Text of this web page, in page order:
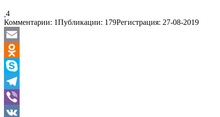
4
Комментарии: 1Публикации: 179Регистрация: 27-08-2019
Email
Odnoklassniki
Skype
Telegram
Viber